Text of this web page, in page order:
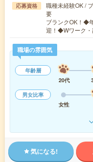
応募資格
職種未経験OK /
要
ブランクOK！◆
迎！◆Wワーク
職場の雰囲気
年齢層
20代
男女比率
女性
気になる!